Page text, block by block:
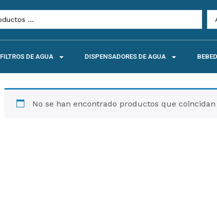
FILTROS DE AGUA DISPENSADORES DE AGUA
No se han encontrado productos que